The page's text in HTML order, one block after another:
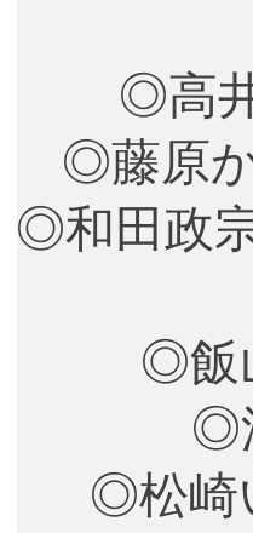
◎高
◎藤原
◎和田政
◎飯
◎
◎松崎